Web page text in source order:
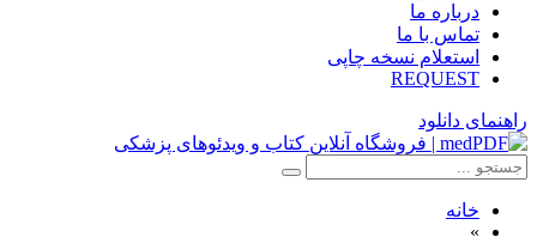
درباره ما
تماس با ما
استعلام نسخه چاپی
REQUEST
راهنمای دانلود
خانه
»